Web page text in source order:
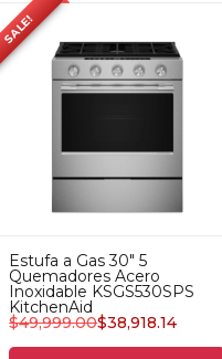
SALE!
Estufa a Gas 30" 5
Quemadores Acero
Inoxidable KSGS530SPS
KitchenAid
$49,999.00$38,918.14